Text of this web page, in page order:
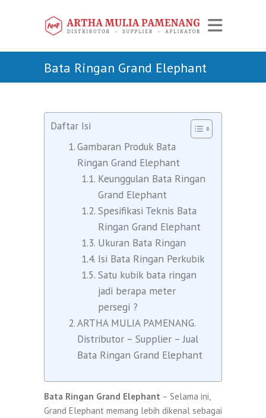
Bata Ringan Grand Elephant
Daftar Isi
Gambaran Produk Bata
Ringan Grand Elephant
Keunggulan Bata Ringan
Grand Elephant
Spesifikasi Teknis Bata
Ringan Grand Elephant
Ukuran Bata Ringan
Isi Bata Ringan Perkubik
Satu kubik bata ringan
jadi berapa meter
persegi ?
ARTHA MULIA PAMENANG.
Distributor – Supplier – Jual
Bata Ringan Grand Elephant
Bata Ringan Grand Elephant – Selama ini,
Grand Elephant memang lebih dikenal sebagai